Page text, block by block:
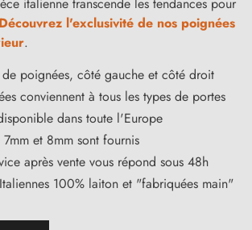
Découvrez l'exclusivité de nos poignées
.
poignées, côté gauche et côté droit
conviennent à tous les types de portes
dans toute l'Europe
et 8mm sont fournis
après vente vous répond sous 48h
100% laiton et "fabriquées main"